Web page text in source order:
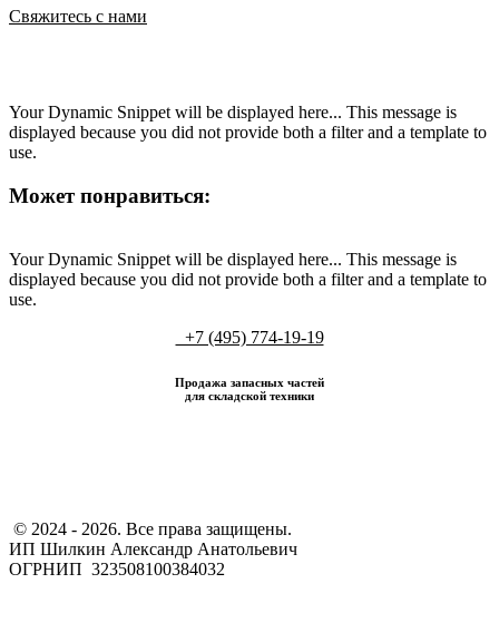
Свяжитесь с нами
Your Dynamic Snippet will be displayed here... This message is
displayed because you did not provide both a filter and a template to
use.
Может понравиться:
Your Dynamic Snippet will be displayed here... This message is
displayed because you did not provide both a filter and a template to
use.
+7 (495) 774-19-19
Продажа запасных частей
для складской техники
​ © 2024 - 2026. Все права защищены.
ИП Шилкин Александр Анатольевич
ОГРНИП 323508100384032